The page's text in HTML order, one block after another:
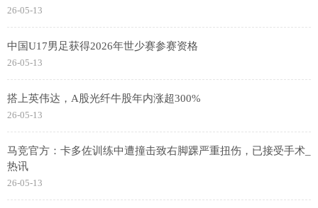
26-05-13
中国U17男足获得2026年世少赛参赛资格
26-05-13
搭上英伟达，A股光纤牛股年内涨超300%
26-05-13
马竞官方：卡多佐训练中遭撞击致右脚踝严重扭伤，已接受手术_
热讯
26-05-13